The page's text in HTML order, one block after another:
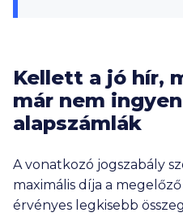
Kellett a jó hír,
már nem
alapszámlák
A vonatkozó jogszabály
maximális díja a
érvényes legkisebb